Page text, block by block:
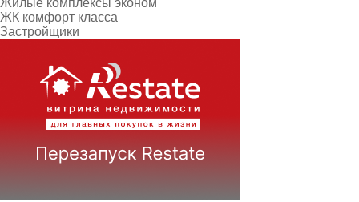
Жилые комплексы эконом
ЖК комфорт класса
Застройщики